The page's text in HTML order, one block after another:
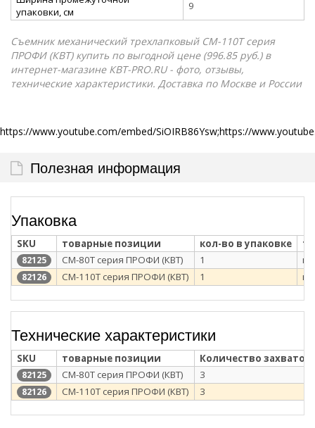
упаковки, см
9
Съемник механический трехлапковый СМ-110Т серия
ПРОФИ (КВТ) купить по выгодной цене (996.85 руб.) в
интернет-магазине КВТ-PRO.RU - фото, отзывы,
технические характеристики. Доставка по Москве и России
https://www.youtube.com/embed/SiOIRB86Ysw;https://
Полезная информация
Упаковка
SKU товарные позиции кол-во в упаковке
82125 СМ-80Т серия ПРОФИ (КВТ) 1
82126 СМ-110Т серия ПРОФИ (КВТ) 1
Технические характеристики
SKU товарные позиции Количество захватов
82125 СМ-80Т серия ПРОФИ (КВТ) 3
82126 СМ-110Т серия ПРОФИ (КВТ) 3